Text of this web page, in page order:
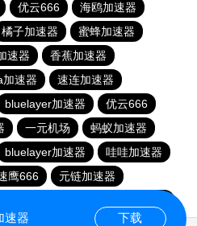
优云666
海鸥加速器
橘子加速器
蜜蜂加速器
速器
香蕉加速器
加速器
速连加速器
bluelayer加速器
优云666
一元机场
蚂蚁加速器
bluelayer加速器
哇哇加速器
鹰666
元链加速器
速器 下载